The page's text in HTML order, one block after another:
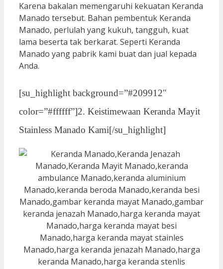
Karena bakalan memengaruhi kekuatan Keranda
Manado tersebut. Bahan pembentuk Keranda
Manado, perlulah yang kukuh, tangguh, kuat
lama beserta tak berkarat. Seperti Keranda
Manado yang pabrik kami buat dan jual kepada
Anda.
[su_highlight background=”#209912″
color=”#ffffff”]2. Keistimewaan Keranda Mayit
Stainless Manado Kami[/su_highlight]